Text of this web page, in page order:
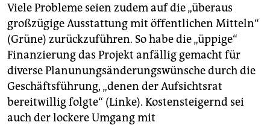
Viele Probleme seien zudem auf die „überaus
großzügige Ausstattung mit öffentlichen Mitteln“
(Grüne) zurückzuführen. So habe die „üppige“
Finanzierung das Projekt anfällig gemacht für
diverse Planunungsänderungswünsche durch die
Geschäftsführung, „denen der Aufsichtsrat
bereitwillig folgte“ (Linke). Kostensteigernd sei
auch der lockere Umgang mit